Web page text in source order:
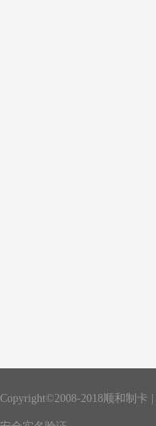
Copyright©2008-2018顺和制卡 |